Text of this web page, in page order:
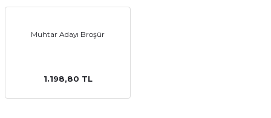
Kağıdı
Muhtar Adayı Broşür
1.198,80 TL